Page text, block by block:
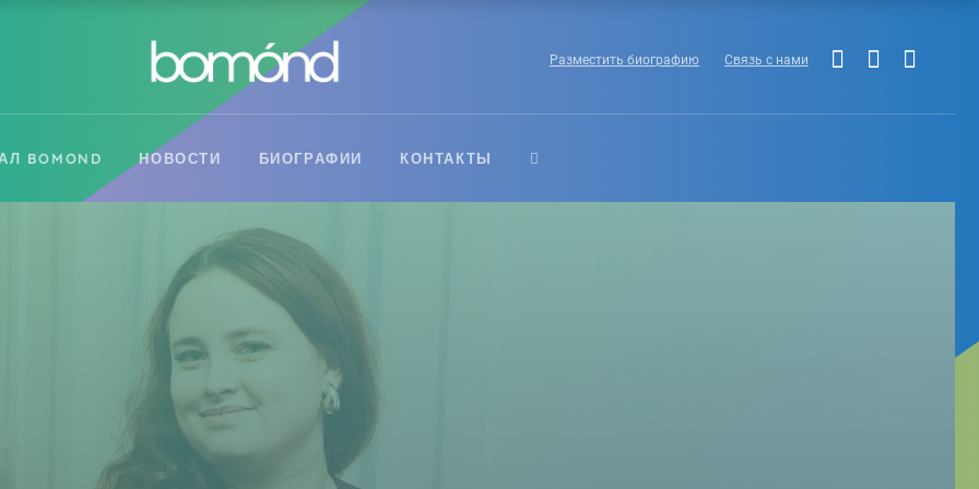
Разместить биографию Связь с нами
BOMOND НОВОСТИ БИОГРАФИИ КОНТАКТЫ